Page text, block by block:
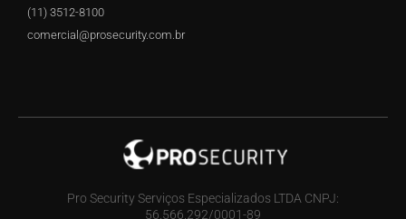
(11) 3512-8100
comercial@prosecurity.com.br
Pro Security Serviços Especializados LTDA CNPJ:
56.566.292/0001-89